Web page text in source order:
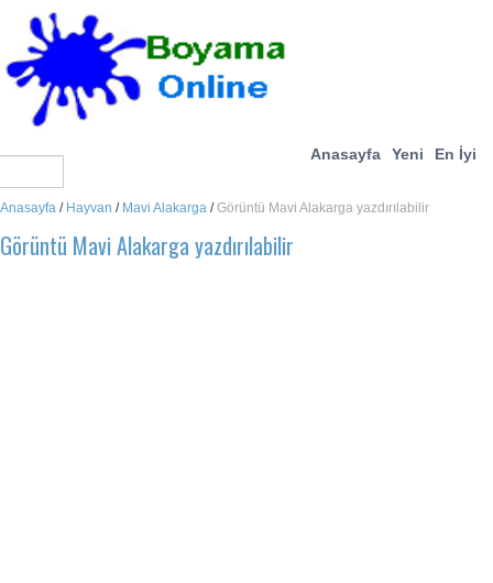
Anasayfa Yeni En İyi
Anasayfa / Hayvan / Mavi Alakarga /Görüntü Mavi Alakarga yazdırılabilir
Görüntü Mavi Alakarga yazdırılabilir